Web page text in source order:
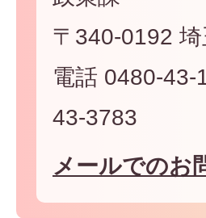
〒340-0192
電話 0480-
43-3783
メールでのお